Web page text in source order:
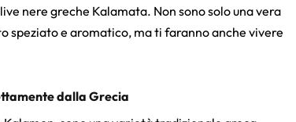
nere greche Kalamata. Non sono solo una vera
speziato e aromatico, ma ti faranno anche vivere
dalla Grecia